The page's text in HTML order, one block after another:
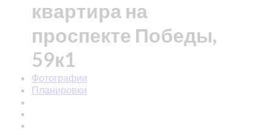
квартира на
проспекте Победы,
59к1
Фотографии
Планировки